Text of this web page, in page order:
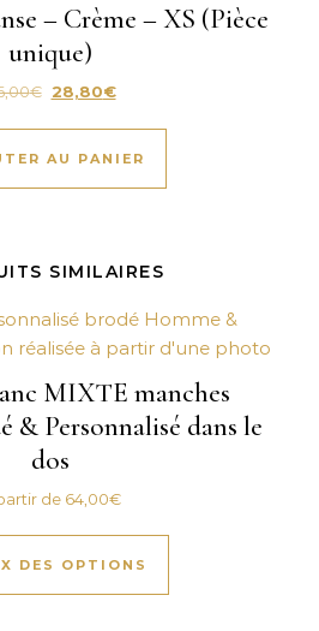
– Crème – XS (Pièce
unique)
€ Le prix initial était : 36,00€.
28,80€Le prix actuel est : 28,80€.
AU PANIER
SIMILAIRES
MIXTE manches
& Personnalisé dans le
dos
de 64,00€
DES OPTIONS
Ce produit a